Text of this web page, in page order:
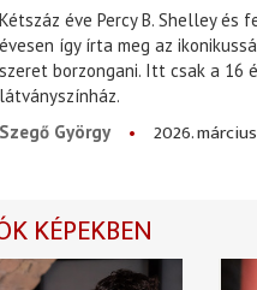
Kétszáz éve Percy B. Shelley és
évesen így írta meg az
szeret borzongani. Itt csak a 16
látványszínház.
Szegő György
2026.
KÉPEKBEN